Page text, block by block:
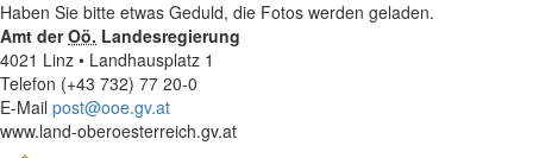
Haben Sie bitte etwas Geduld, die Fotos werden geladen.
Amt derOö. Landesregierung
4021 Linz • Landhausplatz 1
Telefon (+43 732) 77 20-0
E-Mail post@ooe.gv.at
www.land-oberoesterreich.gv.at